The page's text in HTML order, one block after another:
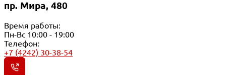
пр. Мира, 480
Время работы:
Пн-Вс 10:00 - 19:00
Телефон:
+7 (4242) 30-38-54